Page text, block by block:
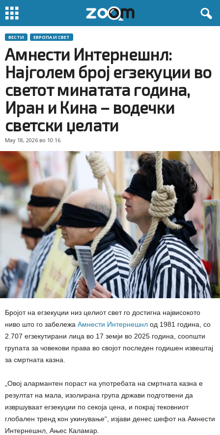
ВЕСТИ ЕВРОПА И СВЕТ
Амнести Интернешнл:
Најголем број егзекуции во
светот минатата година,
Иран и Кина – водечки
светски џелати
May 18, 2026 во 10:16
Бројот на егзекуции низ целиот свет го достигна највисокото
ниво што го забележа Амнести Интернешнл од 1981 година, со
2.707 егзекутирани лица во 17 земји во 2025 година, соопшти
групата за човекови права во својот последен годишен извештај
за смртната казна.
„Овој алармантен пораст на употребата на смртната казна е
резултат на мала, изолирана група држави подготвени да
извршуваат егзекуции по секоја цена, и покрај тековниот
глобален тренд кон укинување“, изјави денес шефот на Амнести
Интернешнл, Ањес Каламар.